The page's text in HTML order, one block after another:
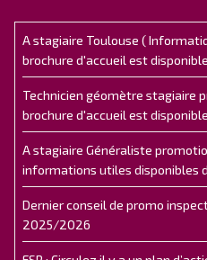
A stagiaire Toulouse (
brochure d'accueil est disponible
Technicien géomètre stagiaire
brochure d'accueil est
A stagiaire Généraliste
informations utiles disponibles
Dernier conseil de promo
2025/2026